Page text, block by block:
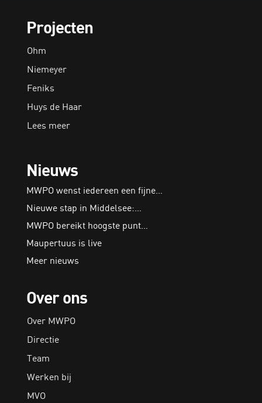
Projecten
Ohm
Niemeyer
Feniks
Huys de Haar
Lees meer
Nieuws
MWPO wenst iedereen een fijne…
Nieuwe stap in Middelsee:…
MWPO bereikt hoogste punt…
Maupertuus is live
Meer nieuws
Over ons
Over MWPO
Directie
Team
Werken bij
MVO